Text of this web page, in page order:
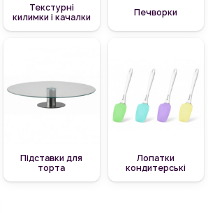
Текстурні
килимки і качалки
Печворки
Підставки для
торта
Лопатки
кондитерські